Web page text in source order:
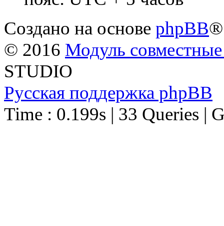
Создано на основе phpBB®
© 2016 Модуль
STUDIO
Русская поддержка phpBB
Time : 0.199s | 33 Queries |